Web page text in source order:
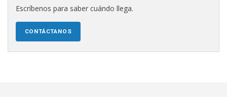
Escríbenos para saber cuándo llega.
CONTÁCTANOS